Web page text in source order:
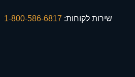
שירות לקוחות: